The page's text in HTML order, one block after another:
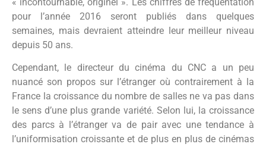
pour l’année 2016 seront publiés dans quelques
semaines, mais devraient atteindre leur meilleur niveau
depuis 50 ans.
Cependant, le directeur du cinéma du CNC a un peu
nuancé son propos sur l’étranger où contrairement à la
France la croissance du nombre de salles ne va pas dans
le sens d’une plus grande variété. Selon lui, la croissance
des parcs à l’étranger va de pair avec une tendance à
l’uniformisation croissante et de plus en plus de cinémas